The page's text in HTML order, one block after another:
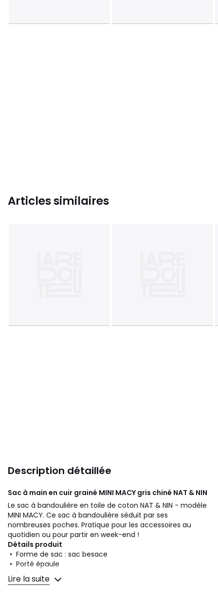
Articles similaires
Description détaillée
Sac à main en cuir grainé MINI MACY gris chiné NAT & NIN
Le sac à bandoulière en toile de coton NAT & NIN - modèle
MINI MACY. Ce sac à bandoulière séduit par ses
nombreuses poches. Pratique pour les accessoires au
quotidien ou pour partir en week-end !
Détails produit
• Forme de sac : sac besace
• Porté épaule
• Porté main
• Porté travers, bandoulière
Lire la suite